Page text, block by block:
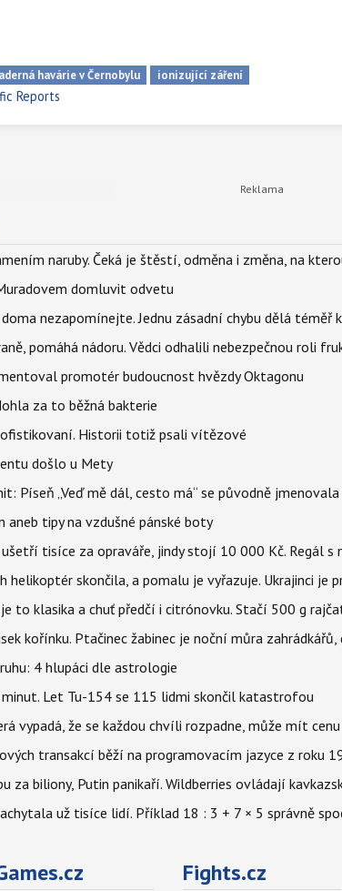
havárie v Černobylu ionizující záření
Reports
naruby. Čeká je štěstí, odměna i změna, na
domluvit odvetu
nezapomínejte. Jednu zásadní chybu dělá téměř
pomáhá nádoru. Vědci odhalili nebezpečnou roli
promotér budoucnost hvězdy Oktagonu
za to běžná bakterie
Historii totiž psali vítězové
došlo u Mety
Píseň „Veď mě dál, cesto má“ se původně
tipy na vzdušné pánské boty
tisíce za opraváře, jindy stojí 10 000 Kč. Regál s
helikoptér skončila, a pomalu je vyřazuje. Ukrajinci je
to klasika a chuť předčí i citrónovku. Stačí 500 g
kořínku. Ptačinec žabinec je noční můra
4 hlupáci dle astrologie
Let Tu-154 se 115 lidmi skončil katastrofou
vypadá, že se každou chvíli rozpadne, může mít
transakcí běží na programovacím jazyce z roku
za biliony, Putin panikaří. Wildberries ovládají
už tisíce lidí. Příklad 18 : 3 + 7 × 5 správně
Fights.cz